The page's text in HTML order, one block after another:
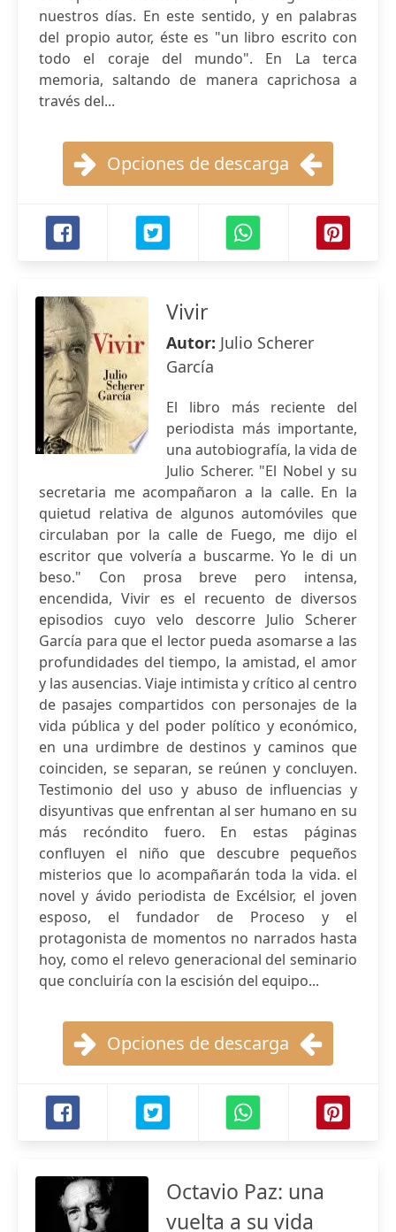
nuestros días. En este sentido, y en palabras
del propio autor, éste es "un libro escrito con
todo el coraje del mundo". En La terca
memoria, saltando de manera caprichosa a
través del...
Opciones de descarga
Vivir
Autor: Julio Scherer
García
El libro más reciente del
periodista más importante,
una autobiografía, la vida de
Julio Scherer. "El Nobel y su
secretaria me acompañaron a la calle. En la
quietud relativa de algunos automóviles que
circulaban por la calle de Fuego, me dijo el
escritor que volvería a buscarme. Yo le di un
beso." Con prosa breve pero intensa,
encendida, Vivir es el recuento de diversos
episodios cuyo velo descorre Julio Scherer
García para que el lector pueda asomarse a las
profundidades del tiempo, la amistad, el amor
y las ausencias. Viaje intimista y crítico al centro
de pasajes compartidos con personajes de la
vida pública y del poder político y económico,
en una urdimbre de destinos y caminos que
coinciden, se separan, se reúnen y concluyen.
Testimonio del uso y abuso de influencias y
disyuntivas que enfrentan al ser humano en su
más recóndito fuero. En estas páginas
confluyen el niño que descubre pequeños
misterios que lo acompañarán toda la vida. el
novel y ávido periodista de Excélsior, el joven
esposo, el fundador de Proceso y el
protagonista de momentos no narrados hasta
hoy, como el relevo generacional del seminario
que concluiría con la escisión del equipo...
Opciones de descarga
Octavio Paz: una
vuelta a su vida